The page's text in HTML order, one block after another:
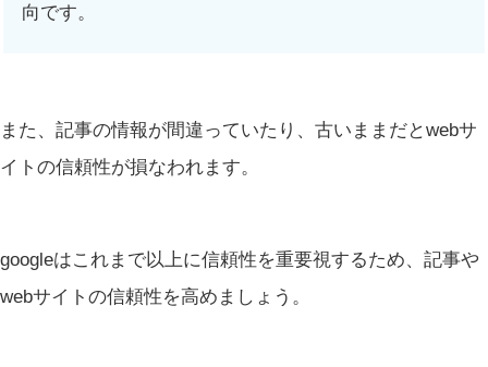
向です。
また、記事の情報が間違っていたり、古いままだとwebサ
イトの信頼性が損なわれます。
googleはこれまで以上に信頼性を重要視するため、記事や
webサイトの信頼性を高めましょう。